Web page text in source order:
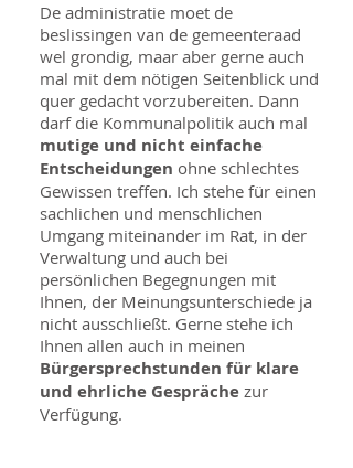
De administratie moet de
beslissingen van de gemeenteraad
wel grondig, maar aber gerne auch
mal mit dem nötigen Seitenblick und
quer gedacht vorzubereiten. Dann
darf die Kommunalpolitik auch mal
mutige und nicht einfache
Entscheidungen ohne schlechtes
Gewissen treffen. Ich stehe für einen
sachlichen und menschlichen
Umgang miteinander im Rat, in der
Verwaltung und auch bei
persönlichen Begegnungen mit
Ihnen, der Meinungsunterschiede ja
nicht ausschließt. Gerne stehe ich
Ihnen allen auch in meinen
Bürgersprechstunden für klare
und ehrliche Gespräche zur
Verfügung.